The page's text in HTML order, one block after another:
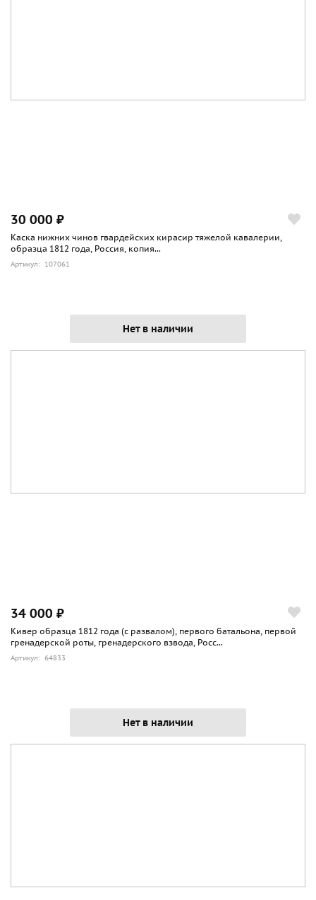
30 000 ₽
Каска нижних чинов гвардейских кирасир тяжелой кавалерии,
образца 1812 года, Россия, копия...
Артикул: 107061
Нет в наличии
34 000 ₽
Кивер образца 1812 года (с развалом), первого батальона, первой
гренадерской роты, гренадерского взвода, Росс...
Артикул: 64833
Нет в наличии